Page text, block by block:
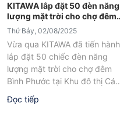
KITAWA lắp đặt 50 đèn năng
lượng mặt trời cho chợ đêm
Bình Phước
Thứ Bảy, 02/08/2025
Vừa qua KITAWA đã tiến hành
lắp đặt 50 chiếc đèn năng
lượng mặt trời cho chợ đêm
Bình Phước tại Khu đô thị Cát
Tường...
Đọc tiếp